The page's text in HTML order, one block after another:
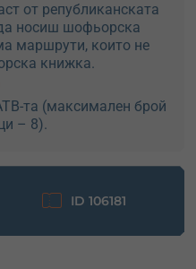
от републиканската
носиш шофьорска
маршрути, които не
книжка.
та (максимален брой
– 8).
ID 106181